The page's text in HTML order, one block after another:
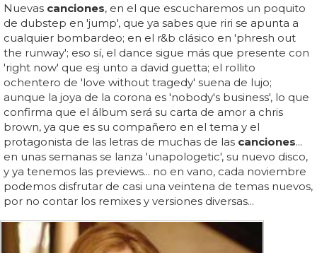
Nuevas canciones, en el que escucharemos un poquito
de dubstep en 'jump', que ya sabes que riri se apunta a
cualquier bombardeo; en el r&b clásico en 'phresh out
the runway'; eso sí, el dance sigue más que presente con
'right now' que esj unto a david guetta; el rollito
ochentero de 'love without tragedy' suena de lujo;
aunque la joya de la corona es 'nobody's business', lo que
confirma que el álbum será su carta de amor a chris
brown, ya que es su compañero en el tema y el
protagonista de las letras de muchas de las canciones...
en unas semanas se lanza 'unapologetic', su nuevo disco,
y ya tenemos las previews... no en vano, cada noviembre
podemos disfrutar de casi una veintena de temas nuevos,
por no contar los remixes y versiones diversas...